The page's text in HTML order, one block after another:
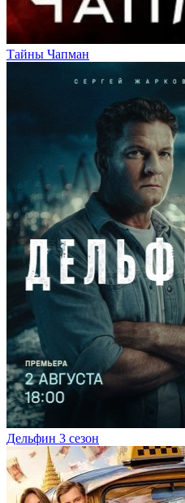
Тайны Чапман
Дельфин 3 сезон